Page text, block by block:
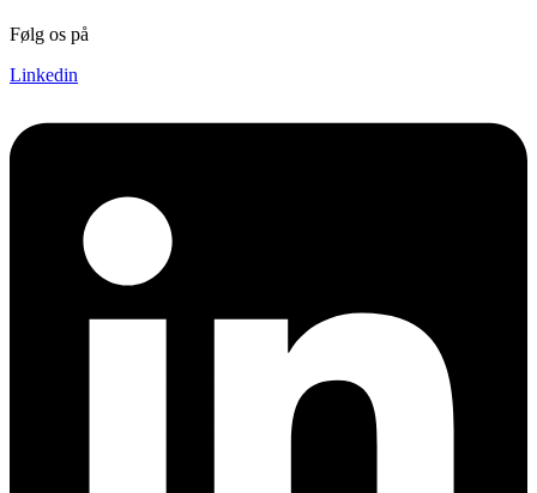
Følg os på
Linkedin